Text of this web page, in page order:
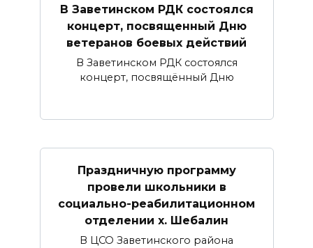
В Заветинском РДК состоялся
концерт, посвященный Дню
ветеранов боевых действий
В Заветинском РДК состоялся
концерт, посвящённый Дню
Праздничную программу
провели школьники в
социально-реабилитационном
отделении х. Шебалин
В ЦСО Заветинского района